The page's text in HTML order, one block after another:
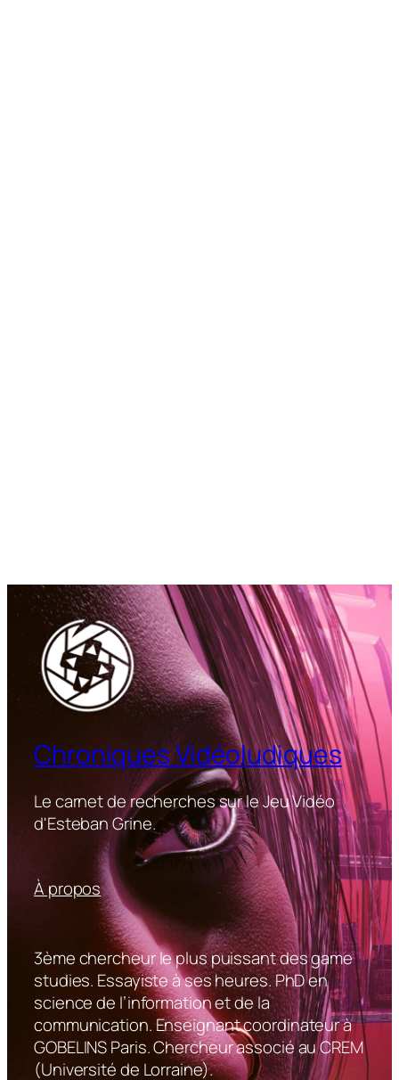
Chroniques Vidéoludiques
Le carnet de recherches sur le Jeu Vidéo
d'Esteban Grine.
À propos
3ème chercheur le plus puissant des game
studies. Essayiste à ses heures. PhD en
science de l’information et de la
communication. Enseignant coordinateur à
GOBELINS Paris. Chercheur associé au CREM
(Université de Lorraine).